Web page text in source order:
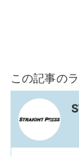
この記事の